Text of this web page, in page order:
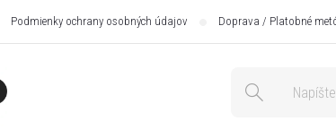
Podmienky ochrany osobných údajov Doprava / Platobné